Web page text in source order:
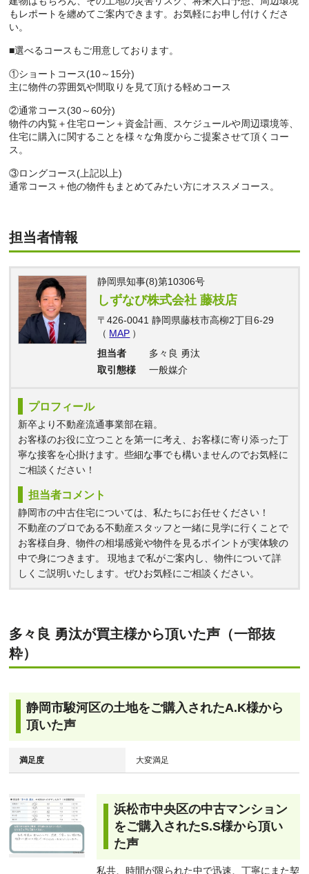
もレポートを纏めてご案内できます。お気軽にお申し付けくださ
い。
■選べるコースもご用意しております。
①ショートコース(10～15分)
主に物件の雰囲気や間取りを見て頂ける軽めコース
②通常コース(30～60分)
物件の内覧＋住宅ローン＋資金計画、スケジュールや周辺環境等、
住宅に購入に関することを様々な角度からご提案させて頂くコー
ス。
③ロングコース(上記以上)
通常コース＋他の物件もまとめてみたい方にオススメコース。
担当者情報
静岡県知事(8)第10306号
しずなび株式会社 藤枝店
〒426-0041 静岡県藤枝市高柳2丁目6-29
（ MAP ）
担当者
多々良 勇汰
取引態様
一般媒介
プロフィール
新卒より不動産流通事業部在籍。
お客様のお役に立つことを第一に考え、お客様に寄り添った丁
寧な接客を心掛けます。些細な事でも構いませんのでお気軽に
ご相談ください！
担当者コメント
静岡市の中古住宅については、私たちにお任せください！
不動産のプロである不動産スタッフと一緒に見学に行くことで
お客様自身、物件の相場感覚や物件を見るポイントが実体験の
中で身につきます。 現地まで私がご案内し、物件について詳
しくご説明いたします。ぜひお気軽にご相談ください。
多々良 勇汰が買主様から頂いた声（一部抜
粋）
静岡市駿河区の土地をご購入されたA.K様から
頂いた声
満足度 大変満足
浜松市中央区の中古マンション
をご購入されたS.S様から頂い
た声
私共、時間が限られた中で迅速、丁寧にまた契